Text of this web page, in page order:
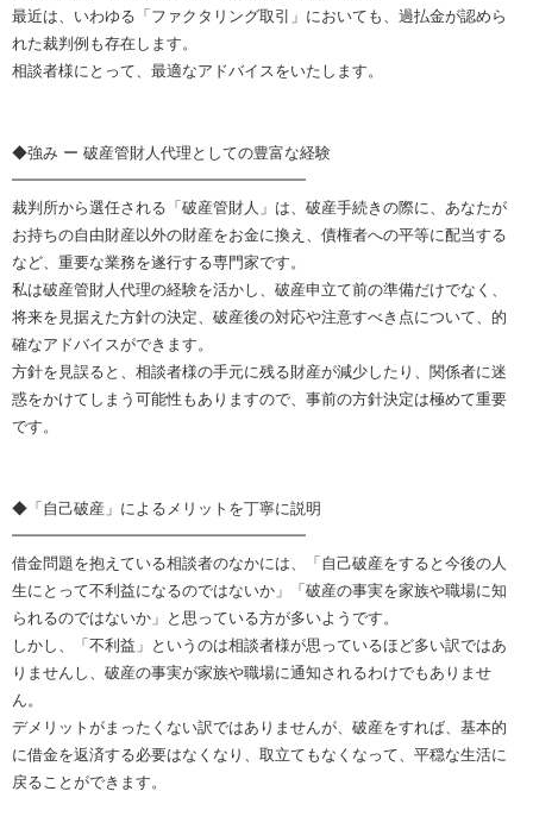
最近は、いわゆる「ファクタリング取引」においても、過払金が認めら
れた裁判例も存在します。
相談者様にとって、最適なアドバイスをいたします。
◆強み ー 破産管財人代理としての豊富な経験
━━━━━━━━━━━━━━━━━━━
裁判所から選任される「破産管財人」は、破産手続きの際に、あなたが
お持ちの自由財産以外の財産をお金に換え、債権者への平等に配当する
など、重要な業務を遂行する専門家です。
私は破産管財人代理の経験を活かし、破産申立て前の準備だけでなく、
将来を見据えた方針の決定、破産後の対応や注意すべき点について、的
確なアドバイスができます。
方針を見誤ると、相談者様の手元に残る財産が減少したり、関係者に迷
惑をかけてしまう可能性もありますので、事前の方針決定は極めて重要
です。
◆「自己破産」によるメリットを丁寧に説明
━━━━━━━━━━━━━━━━━━━
借金問題を抱えている相談者のなかには、「自己破産をすると今後の人
生にとって不利益になるのではないか」「破産の事実を家族や職場に知
られるのではないか」と思っている方が多いようです。
しかし、「不利益」というのは相談者様が思っているほど多い訳ではあ
りませんし、破産の事実が家族や職場に通知されるわけでもありませ
ん。
デメリットがまったくない訳ではありませんが、破産をすれば、基本的
に借金を返済する必要はなくなり、取立てもなくなって、平穏な生活に
戻ることができます。